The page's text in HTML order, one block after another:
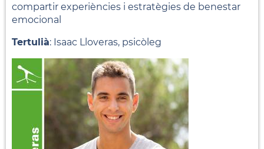
compartir experiències i estratègies de benestar
emocional
Tertulià: Isaac Lloveras, psicòleg